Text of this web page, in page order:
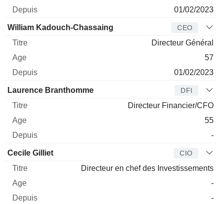
01/02/2023
William Kadouch-Chassaing CEO
Directeur Général
57
01/02/2023
Laurence Branthomme DFI
Directeur Financier/CFO
55
-
Cecile Gilliet CIO
Directeur en chef des Investissements
-
-